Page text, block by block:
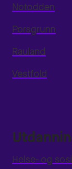
Notodden
Porsgrunn
Rauland
Vestfold
Helse- og